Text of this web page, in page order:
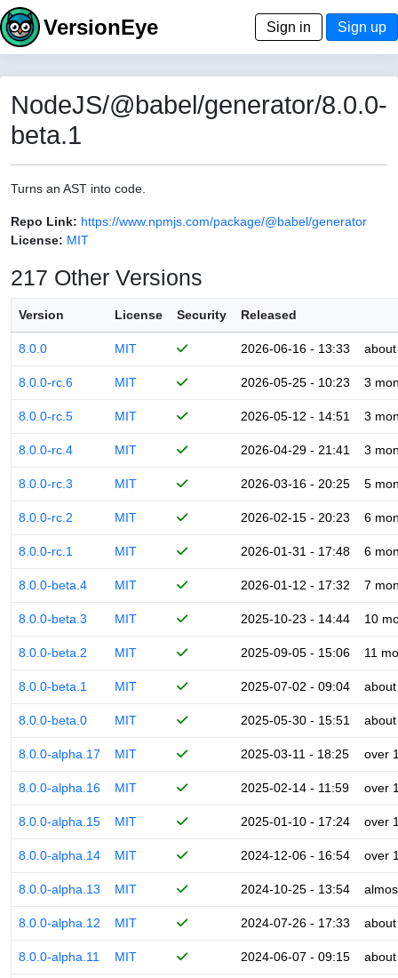
VersionEye Sign in Sign up
NodeJS/@babel/generator/8.0.0-
beta.1
Turns an AST into code.
Repo Link: https://www.npmjs.com/package/@babel/generator
License: MIT
217 Other Versions
Version License Security Released
8.0.0 MIT 2026-06-16 - 13:33
8.0.0-rc.6 MIT 2026-05-25 - 10:23 3
8.0.0-rc.5 MIT 2026-05-12 - 14:51 3
8.0.0-rc.4 MIT 2026-04-29 - 21:41 3
8.0.0-rc.3 MIT 2026-03-16 - 20:25 5
8.0.0-rc.2 MIT 2026-02-15 - 20:23 6
8.0.0-rc.1 MIT 2026-01-31 - 17:48 6
8.0.0-beta.4 MIT 2026-01-12 - 17:32 7
8.0.0-beta.3 MIT 2025-10-23 - 14:44 10
8.0.0-beta.2 MIT 2025-09-05 - 15:06 11
8.0.0-beta.1 MIT 2025-07-02 - 09:04
8.0.0-beta.0 MIT 2025-05-30 - 15:51
8.0.0-alpha.17 MIT 2025-03-11 - 18:25 over
8.0.0-alpha.16 MIT 2025-02-14 - 11:59 over
8.0.0-alpha.15 MIT 2025-01-10 - 17:24 over
8.0.0-alpha.14 MIT 2024-12-06 - 16:54 over
8.0.0-alpha.13 MIT 2024-10-25 - 13:54
8.0.0-alpha.12 MIT 2024-07-26 - 17:33
8.0.0-alpha.11 MIT 2024-06-07 - 09:15